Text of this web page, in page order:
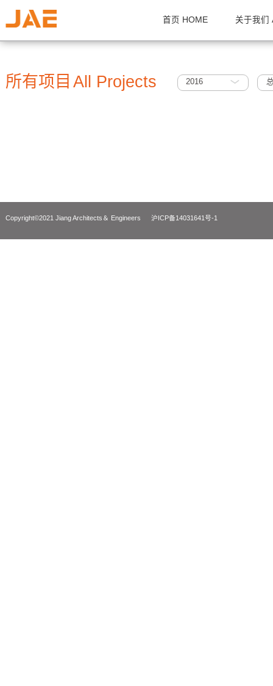
首页 HOME 关
所有项目 All Projects 2016
Copyright©2021 Jiang Architects＆ Engineers 沪ICP备14031641号-1